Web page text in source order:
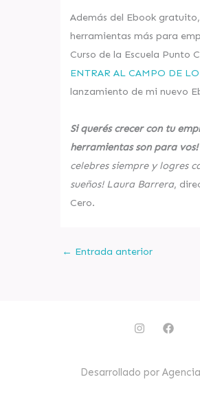
Además del Ebook
herramientas más para
Curso de la Escuela Punto
ENTRAR AL CAMPO DE
lanzamiento de mi nuevo
Si querés crecer con tu
herramientas son para vos!
celebres siempre y logres
sueños! Laura Barrera,
Cero.
← Entrada anterior
I
n
a
g
F
a
b
o
Desarrollado por